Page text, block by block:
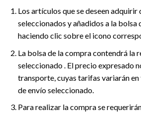
Los artículos que se deseen adquirir
seleccionados y añadidos a la bolsa
haciendo clic sobre el icono
La bolsa de la compra contendrá la
seleccionado . El precio expresado
transporte, cuyas tarifas variarán
de envío seleccionado.
Para realizar la compra se